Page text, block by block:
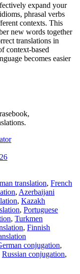
expand your
phrasal verbs
contexts. This
new words together
translations in
context-based
becomes easier
translation, French
, Azerbaijani
, Kazakh
, Portuguese
, Turkmen
, Finnish
conjugation,
Russian conjugation,